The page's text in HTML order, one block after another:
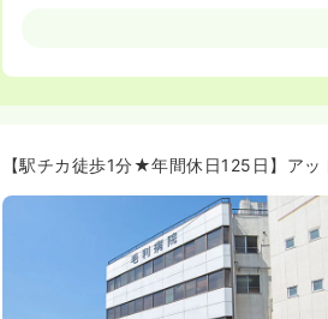
【駅チカ徒歩1分★年間休日125日】ア